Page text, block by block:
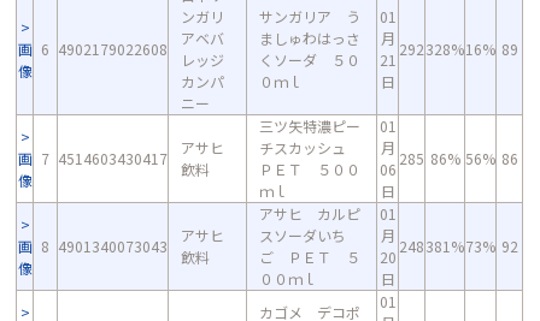
画
像
6 4902179022608
ンガリ
アベバ
レッジ
カンパ
ニー
サンガリア う
ましゅわはっさ
くソーダ ５０
０ｍｌ
01
月
21
日
292328%16% 89
画
像
7 4514603430417
アサヒ
飲料
三ツ矢特濃ピー
チスカッシュ
ＰＥＴ ５００
ｍｌ
01
月
06
日
285 86% 56% 86
画
像
8 4901340073043
アサヒ
飲料
アサヒ カルピ
スソーダいち
ご ＰＥＴ ５
００ｍｌ
01
月
20
日
248381%73% 92
カゴメ デコポ
01